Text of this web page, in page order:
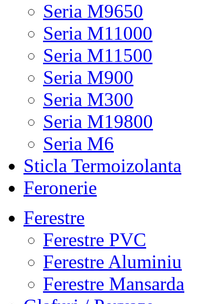
Seria M9650
Seria M11000
Seria M11500
Seria M900
Seria M300
Seria M19800
Seria M6
Sticla Termoizolanta
Feronerie
Ferestre
Ferestre PVC
Ferestre Aluminiu
Ferestre Mansarda